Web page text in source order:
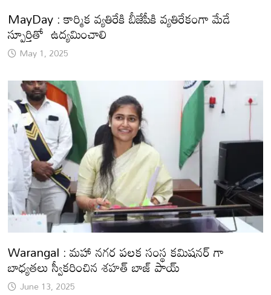
MayDay : కార్మిక వ్యతిరేకి బీజేపీకి వ్యతిరేకంగా మేడే
స్పూర్తితో ఉద్యమించాలి
May 1, 2025
Warangal : మహా నగర పలక సంస్థ కమిషనర్ గా
బాధ్యతలు స్వీకరించిన శహత్ బాజ్ పాయ్
June 13, 2025